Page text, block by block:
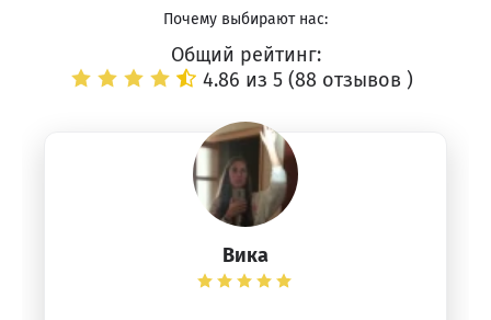
Почему выбирают нас:
Общий рейтинг:
4.86 из 5 (88 отзывов )
Вика